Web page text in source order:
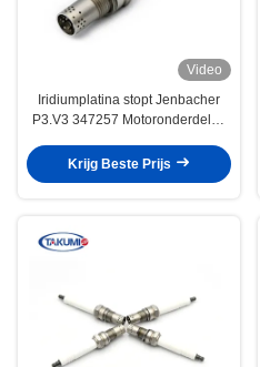
Video
Iridiumplatina stopt Jenbacher
P3.V3 347257 Motoronderdelen
40182
Krijg Beste Prijs